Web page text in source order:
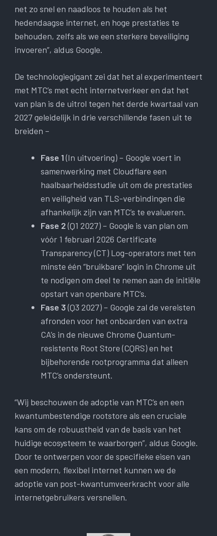
net zo snel en naadloos te houden als het
hedendaagse internet, en hoge prestaties te
behouden, zelfs als we een sterkere beveiliging
invoeren”, aldus Google.
De technologiegigant zei dat het al experimenteert
met MTC’s met echt internetverkeer en dat het
van plan is de uitrol tegen het derde kwartaal van
2027 geleidelijk in drie verschillende fasen uit te
breiden –
Fase 1(In uitvoering) – Google voert in
samenwerking met Cloudflare een
haalbaarheidsstudie uit om de prestaties
en veiligheid van TLS-verbindingen die
afhankelijk zijn van MTC’s te evalueren.
Fase 2(Q1 2027) – Google is van plan om
vóór 1 februari 2026 Certificate
Transparency (CT) Log-operators met ten
minste één “bruikbare” login in Chrome uit
te nodigen om deel te nemen aan de initiële
opstart van openbare MTC’s.
Fase 3(Q3 2027) – Google zal de vereisten
afronden voor het onboarden van extra
CA’s in de nieuwe Chrome Quantum-
resistente Root Store (CQRS) en het
bijbehorende rootprogramma dat alleen
MTC’s ondersteunt.
“Wij beschouwen de adoptie van MTC’s en een
kwantumbestendige rootstore als een cruciale
kans om de robuustheid van de basis van het
huidige ecosysteem te waarborgen”, aldus Google.
Door te ontwerpen voor de specifieke eisen van
een modern, flexibel internet kunnen we de
adoptie van post-kwantumveerkracht voor alle
internetgebruikers versnellen.